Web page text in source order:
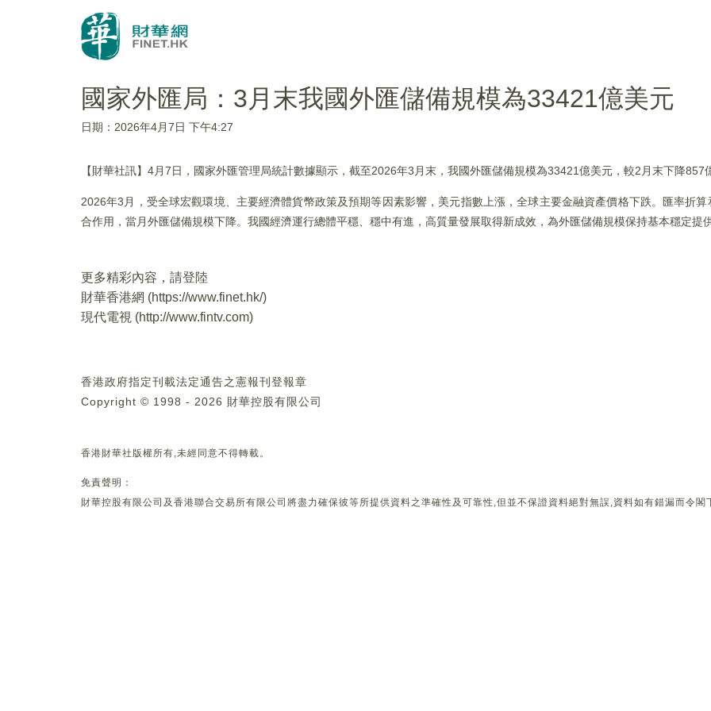
國家外匯局：3月末我國外匯儲備規模為33421億美元
日期：2026年4月7日 下午4:27
【財華社訊】4月7日，國家外匯管理局統計數據顯示，截至2026年3月末，我國外匯儲備規模為33421億美元，較2月末下降857
2026年3月，受全球宏觀環境、主要經濟體貨幣政策及預期等因素影響，美元指數上漲，全球主要金融資產價格下跌。匯率折
合作用，當月外匯儲備規模下降。我國經濟運行總體平穩、穩中有進，高質量發展取得新成效，為外匯儲備規模保持基本穩定提供
更多精彩內容，請登陸
財華香港網 (https://www.finet.hk/)
現代電視 (http://www.fintv.com)
香港政府指定刊載法定通告之憲報刊登報章
Copyright © 1998 - 2026 財華控股有限公司
香港財華社版權所有,未經同意不得轉載。
免責聲明：
財華控股有限公司及香港聯合交易所有限公司將盡力確保彼等所提供資料之準確性及可靠性,但並不保證資料絕對無誤,資料如有錯漏而令閣